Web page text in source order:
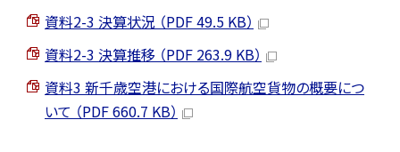
資料2-3 決算状況 （PDF 49.5 KB）
資料2-3 決算推移 （PDF 263.9 KB）
資料3 新千歳空港における国際航空貨物の概要につ
いて （PDF 660.7 KB）